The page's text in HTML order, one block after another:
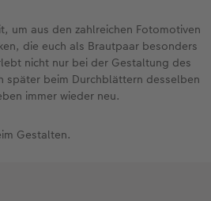
um aus den zahlreichen Fotomotiven
die euch als Brautpaar besonders
nicht nur bei der Gestaltung des
später beim Durchblättern desselben
immer wieder neu.
Gestalten.